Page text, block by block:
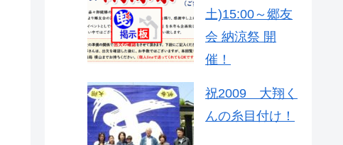
土)15:00～郷友
会 納涼祭 開
催！
祝2009 大翔く
んの糸目付け！